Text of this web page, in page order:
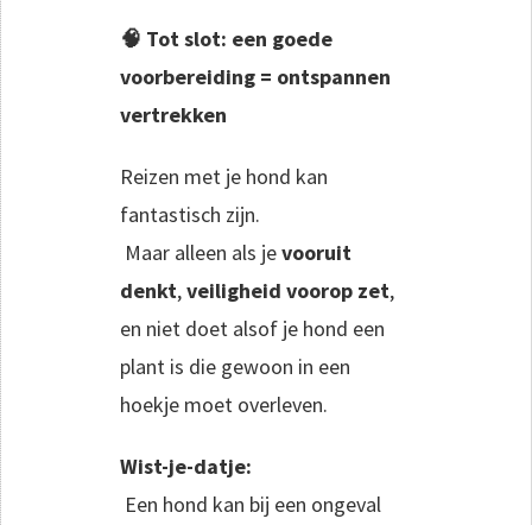
🧠 Tot slot: een goede
voorbereiding = ontspannen
vertrekken
Reizen met je hond kan
fantastisch zijn.
Maar alleen als jevooruit
denkt,veiligheid voorop zet,
en niet doet alsof je hond een
plant is die gewoon in een
hoekje moet overleven.
Wist-je-datje:
Een hond kan bij een ongeval